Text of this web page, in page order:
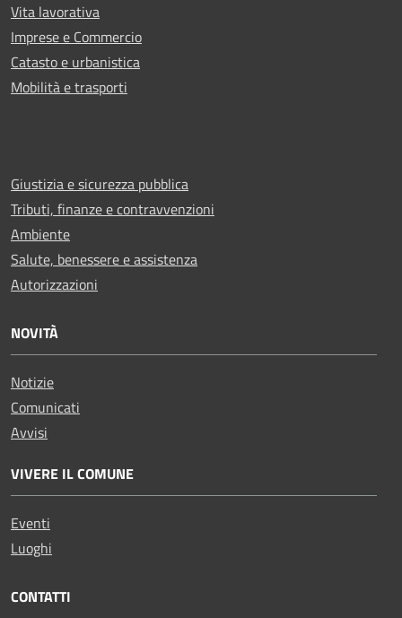
Vita lavorativa
Imprese e Commercio
Catasto e urbanistica
Mobilità e trasporti
Giustizia e sicurezza pubblica
Tributi, finanze e contravvenzioni
Ambiente
Salute, benessere e assistenza
Autorizzazioni
NOVITÀ
Notizie
Comunicati
Avvisi
VIVERE IL COMUNE
Eventi
Luoghi
CONTATTI